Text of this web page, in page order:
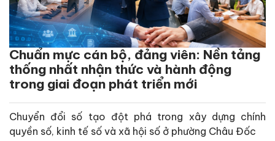
Chuẩn mực cán bộ, đảng viên: Nền tảng
thống nhất nhận thức và hành động
trong giai đoạn phát triển mới
Chuyển đổi số tạo đột phá trong xây dựng chính
quyền số, kinh tế số và xã hội số ở phường Châu Đốc